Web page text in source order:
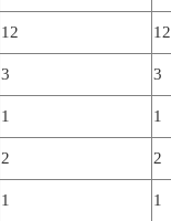
12 12
3 3
1 1
2 2
1 1